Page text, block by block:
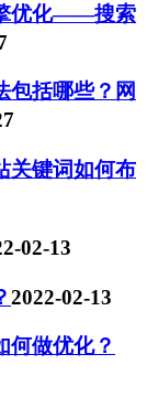
优化——搜索
括哪些？网
关键词如何布
02-13
2022-02-13
何做优化？